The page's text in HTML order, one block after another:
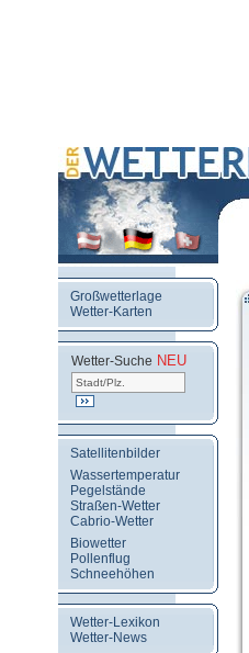
Großwetterlage
Wetter-Karten
Wetter-Suche NEU
Satellitenbilder
Wassertemperatur
Pegelstände
Straßen-Wetter
Cabrio-Wetter
Biowetter
Pollenflug
Schneehöhen
Wetter-Lexikon
Wetter-News